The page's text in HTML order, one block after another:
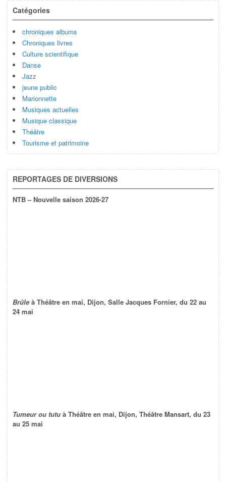
Catégories
chroniques albums
Chroniques livres
Culture scientifique
Danse
Jazz
jeune public
Marionnette
Musiques actuelles
Musique classique
Théâtre
Tourisme et patrimoine
REPORTAGES DE DIVERSIONS
NTB – Nouvelle saison 2026-27
Brûle à Théâtre en mai, Dijon, Salle Jacques Fornier, du 22 au
24 mai
Tumeur ou tutu à Théâtre en mai, Dijon, Théâtre Mansart, du 23
au 25 mai